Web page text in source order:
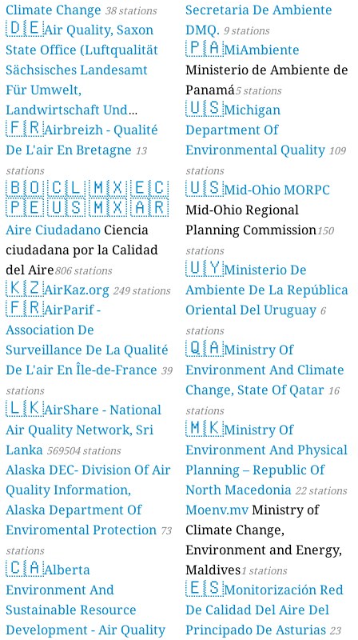
Climate Change 38 stations
🇩🇪Air Quality, Saxon
State Office (Luftqualität
Sächsisches Landesamt
Für Umwelt,
Landwirtschaft Und
Geologie) 50 stations
🇫🇷Airbreizh - Qualité
De L'air En Bretagne 13
stations
🇧🇴🇨🇱🇲🇽🇪🇨
🇵🇪🇺🇸🇲🇽🇦🇷
Aire Ciudadano Ciencia
ciudadana por la Calidad
del Aire806 stations
🇰🇿AirKaz.org 249 stations
🇫🇷AirParif -
Association De
Surveillance De La Qualité
De L'air En Île-de-France 39
stations
🇱🇰AirShare - National
Air Quality Network, Sri
Lanka 569504 stations
Alaska DEC- Division Of Air
Quality Information,
Alaska Department Of
Enviromental Protection 73
stations
🇨🇦Alberta
Environment And
Sustainable Resource
Development - Air Quality
Secretaria De Ambiente
DMQ. 9 stations
🇵🇦MiAmbiente
Ministerio de Ambiente de
Panamá5 stations
🇺🇸Michigan
Department Of
Environmental Quality 109
stations
🇺🇸Mid-Ohio MORPC
Mid-Ohio Regional
Planning Commission150
stations
🇺🇾Ministerio De
Ambiente De La República
Oriental Del Uruguay 6
stations
🇶🇦Ministry Of
Environment And Climate
Change, State Of Qatar 16
stations
🇲🇰Ministry Of
Environment And Physical
Planning – Republic Of
North Macedonia 22 stations
Moenv.mvMinistry of
Climate Change,
Environment and Energy,
Maldives1 stations
🇪🇸Monitorización Red
De Calidad Del Aire Del
Principado De Asturias 23